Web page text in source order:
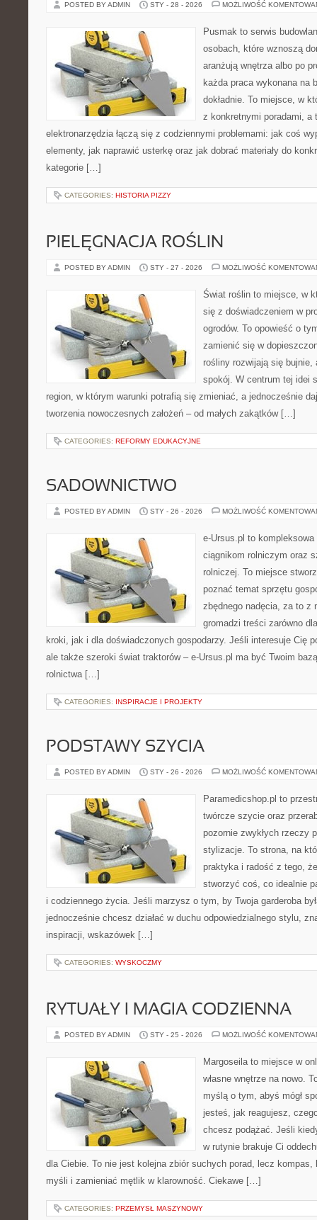
POSTED BY ADMIN STY - 28 - 2026 MOŻLIWOŚĆ
Pusmak to serwis
osobach, które wznoszą
aranżują wnętrza albo po
każda praca wykonana na
dokładnie. To miejsce, w
z konkretnymi poradami, a
elektronarzędzia łączą się z codziennymi problemami: jak coś
elementy, jak naprawić usterkę oraz jak dobrać materiały do
kategorie […]
CATEGORIES: HISTORIA PIZZY
PIELĘGNACJA ROŚLIN
POSTED BY ADMIN STY - 27 - 2026 MOŻLIWOŚĆ
Świat roślin to miejsce, w
się z doświadczeniem w
ogrodów. To opowieść o
zamienić się w
rośliny rozwijają się bujnie,
spokój. W centrum tej idei
region, w którym warunki potrafią się zmieniać, a jednocześnie
tworzenia nowoczesnych założeń – od małych zakątków […]
CATEGORIES: REFORMY EDUKACYJNE
SADOWNICTWO
POSTED BY ADMIN STY - 26 - 2026 MOŻLIWOŚĆ
e-Ursus.pl to
ciągnikom rolniczym oraz
rolniczej. To miejsce
poznać temat sprzętu
zbędnego nadęcia, za to z
gromadzi treści zarówno
kroki, jak i dla doświadczonych gospodarzy. Jeśli interesuje Cię
ale także szeroki świat traktorów – e-Ursus.pl ma być Twoim
rolnictwa […]
CATEGORIES: INSPIRACJE I PROJEKTY
PODSTAWY SZYCIA
POSTED BY ADMIN STY - 26 - 2026 MOŻLIWOŚĆ
Paramedicshop.pl to
twórcze szycie oraz
pozornie zwykłych rzeczy
stylizacje. To strona, na
praktyka i radość z tego,
stworzyć coś, co idealnie
i codziennego życia. Jeśli marzysz o tym, by Twoja garderoba
jednocześnie chcesz działać w duchu odpowiedzialnego stylu,
inspiracji, wskazówek […]
CATEGORIES: WYSKOCZMY
RYTUAŁY I MAGIA CODZIENNA
POSTED BY ADMIN STY - 25 - 2026 MOŻLIWOŚĆ
Margoseila to miejsce w
własne wnętrze na nowo.
myślą o tym, abyś mógł
jesteś, jak reagujesz,
chcesz podążać. Jeśli
w rutynie brakuje Ci
dla Ciebie. To nie jest kolejna zbiór suchych porad, lecz kompas,
myśli i zamieniać mętlik w klarowność. Ciekawe […]
CATEGORIES: PRZEMYSŁ MASZYNOWY